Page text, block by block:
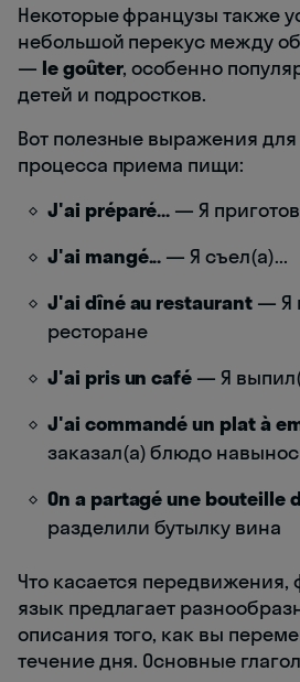
Некоторые французы также
небольшой перекус между
— le goûter, особенно
детей и подростков.
Вот полезные выражения
процесса приема пищи:
J'ai préparé... — Я
J'ai mangé... — Я съел(а)...
J'ai dîné au restaurant— Я
ресторане
J'ai pris un café — Я
J'ai commandé un plat à
заказал(а) блюдо навынос
On a partagé une bouteille
разделили бутылку вина
Что касается передвижения,
язык предлагает
описания того, как вы
течение дня. Основные